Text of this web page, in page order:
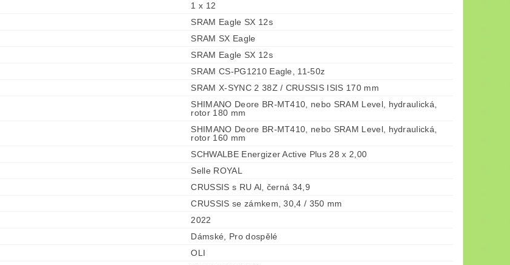
1 x 12
SRAM Eagle SX 12s
SRAM SX Eagle
SRAM Eagle SX 12s
SRAM CS-PG1210 Eagle, 11-50z
SRAM X-SYNC 2 38Z / CRUSSIS ISIS 170 mm
SHIMANO Deore BR-MT410, nebo SRAM Level, hydraulická,
rotor 180 mm
SHIMANO Deore BR-MT410, nebo SRAM Level, hydraulická,
rotor 160 mm
SCHWALBE Energizer Active Plus 28 x 2,00
Selle ROYAL
CRUSSIS s RU Al, černá 34,9
CRUSSIS se zámkem, 30,4 / 350 mm
2022
Dámské, Pro dospělé
OLI